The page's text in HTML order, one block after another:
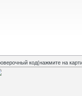
код(нажмите на